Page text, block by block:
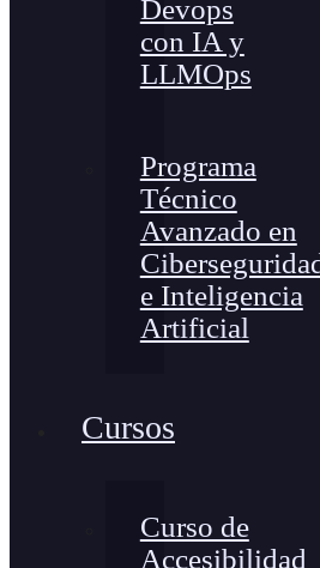
Devops
con IA y
LLMOps
Programa
Técnico
Avanzado en
e Inteligencia
Artificial
Cursos
Curso de
Accesibilidad